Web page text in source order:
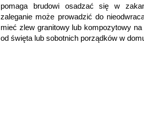
pomaga brudowi osadzać się w
zaleganie może prowadzić do
mieć zlew granitowy lub kompozytowy
od święta lub sobotnich porządków w